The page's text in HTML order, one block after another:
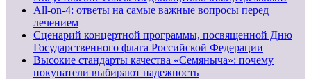
All-on-4: ответы на самые важные вопросы перед
лечением
Сценарий концертной программы, посвященной Дню
Государственного флага Российской Федерации
Высокие стандарты качества «Семяныча»: почему
покупатели выбирают надежность